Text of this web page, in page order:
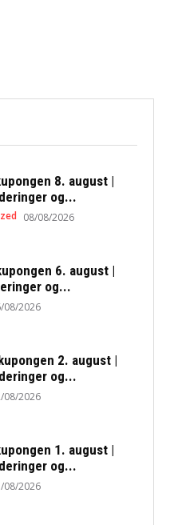
8. august |
og...
08/08/2026
6. august |
og...
08/2026
2. august |
og...
08/2026
1. august |
og...
08/2026